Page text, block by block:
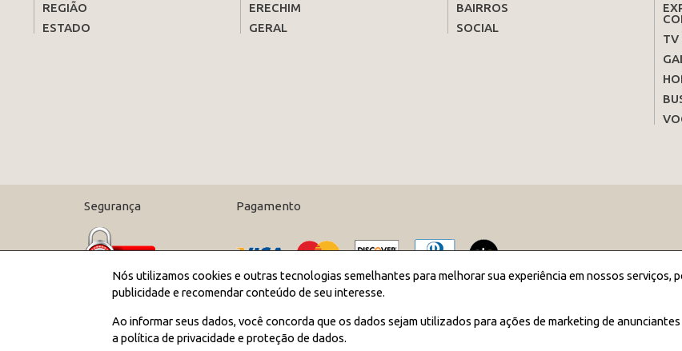
REGIÃO
ESTADO
ERECHIM
GERAL
BAIRROS
SOCIAL
TV
Segurança Pagamento
2026 JORNAL BOM DIA - Todos os direitos
Nós utilizamos cookies e outras tecnologias semelhantes para melhorar sua experiência em nossos serviços,
publicidade e recomendar conteúdo de seu interesse.
Ao informar seus dados, você concorda que os dados sejam utilizados para ações de marketing de
a política de privacidade e proteção de dados.